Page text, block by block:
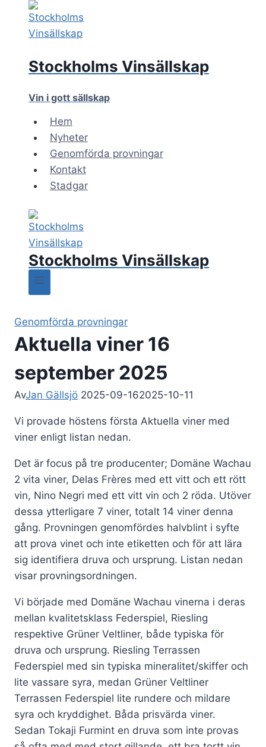
content
Stockholms Vinsällskap
Vin i gott sällskap
Hem
Nyheter
Genomförda provningar
Kontakt
Stadgar
Stockholms Vinsällskap
Genomförda provningar
Aktuella viner 16
september 2025
AvJan Gällsjö 2025-09-162025-10-11
Vi provade höstens första Aktuella viner med
viner enligt listan nedan.
Det är focus på tre producenter; Domäne Wachau
2 vita viner, Delas Frères med ett vitt och ett rött
vin, Nino Negri med ett vitt vin och 2 röda. Utöver
dessa ytterligare 7 viner, totalt 14 viner denna
gång. Provningen genomfördes halvblint i syfte
att prova vinet och inte etiketten och för att lära
sig identifiera druva och ursprung. Listan nedan
visar provningsordningen.
Vi började med Domäne Wachau vinerna i deras
mellan kvalitetsklass Federspiel, Riesling
respektive Grüner Veltliner, både typiska för
druva och ursprung. Riesling Terrassen
Federspiel med sin typiska mineralitet/skiffer och
lite vassare syra, medan Grüner Veltliner
Terrassen Federspiel lite rundere och mildare
syra och kryddighet. Båda prisvärda viner.
Sedan Tokaji Furmint en druva som inte provas